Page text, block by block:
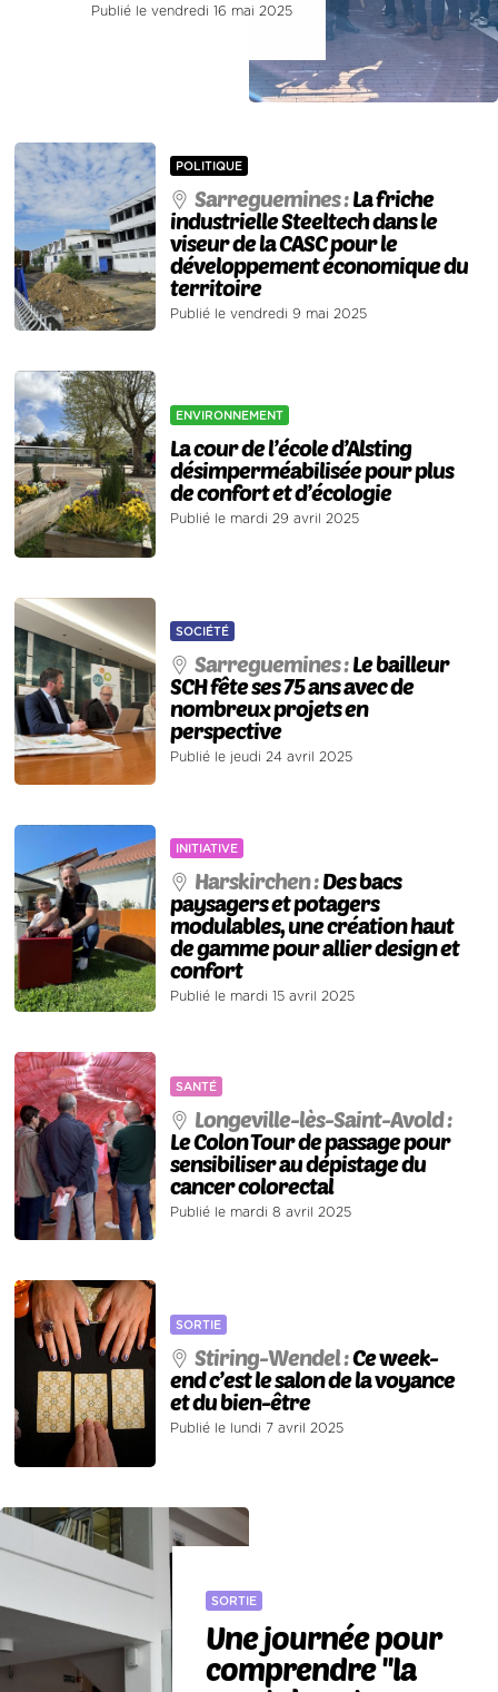
Publié le vendredi 16 mai 2025
POLITIQUE
Sarreguemines :La friche
industrielle Steeltech dans le
viseur de la CASC pour le
développement économique du
territoire
Publié le vendredi 9 mai 2025
ENVIRONNEMENT
La cour de l’école d’Alsting
désimperméabilisée pour plus
de confort et d’écologie
Publié le mardi 29 avril 2025
SOCIÉTÉ
Sarreguemines :Le bailleur
SCH fête ses 75 ans avec de
nombreux projets en
perspective
Publié le jeudi 24 avril 2025
INITIATIVE
Harskirchen :Des bacs
paysagers et potagers
modulables, une création haut
de gamme pour allier design et
confort
Publié le mardi 15 avril 2025
SANTÉ
Longeville-lès-Saint-Avold :
Le Colon Tour de passage pour
sensibiliser au dépistage du
cancer colorectal
Publié le mardi 8 avril 2025
SORTIE
Stiring-Wendel :Ce week-
end c’est le salon de la voyance
et du bien-être
Publié le lundi 7 avril 2025
SORTIE
Une journée pour
comprendre ''la